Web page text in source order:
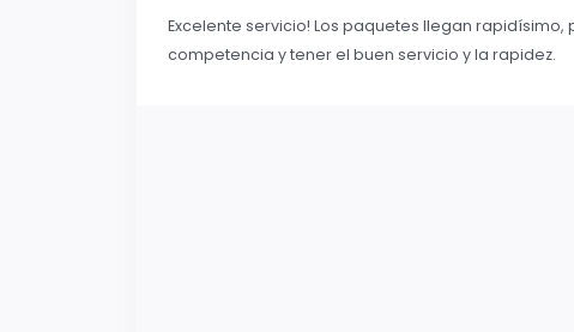
Excelente servicio! Los paquetes llegan
competencia y tener el buen servicio y la rapidez.